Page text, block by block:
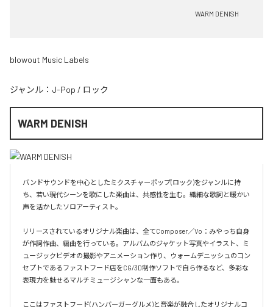
WARM DENISH
blowout Music Labels
ジャンル： J-Pop / ロック
WARM DENISH
バンドサウンドを中心としたミクスチャーポップ(ロック)をジャンルに持
ち、若い現代シーンを歌にした楽曲は、共感性を生む。繊細な歌詞と暖かい
声を活かしたソロアーティスト。
リリースされているオリジナル楽曲は、全てComposer／Vo：みやっち自身
が作詞作曲、編曲を行っている。アルバムのジャケット写真やイラスト、ミ
ュージックビデオの撮影やアニメーション作り、ウォームデニッシュのコン
セプトであるファストフード店をCG/3D制作ソフトで自ら作るなど、多彩な
表現力を魅せるマルチミュージシャンな一面もある。
ここはファストフード(ハンバーガーグルメ)と音楽が融合したオリジナルコ